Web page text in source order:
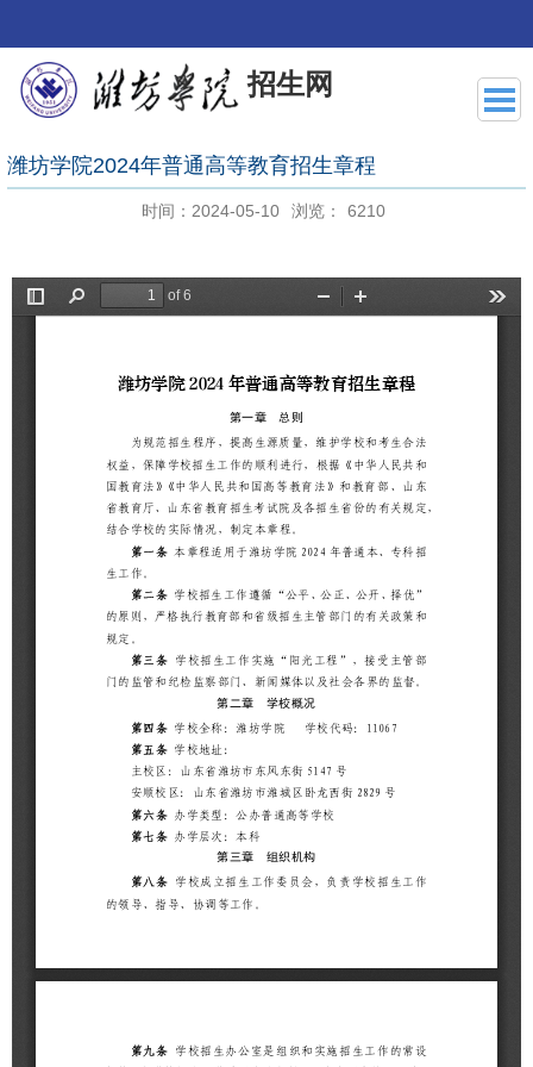
招生网
潍坊学院2024年普通高等教育招生章程
时间：2024-05-10 浏览： 6210